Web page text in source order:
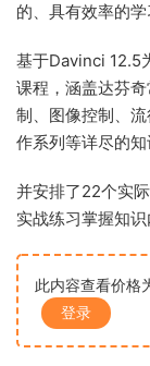
的、具有效率的学
基于Davinci 12.5
课程，涵盖达芬
制、图像控制、
作系列等详尽的知
并安排了22个实
实战练习掌握知识
此内容查看价格
登录